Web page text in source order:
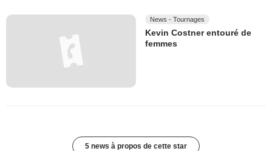
News - Tournages
Kevin Costner entouré de
femmes
5 news à propos de cette star